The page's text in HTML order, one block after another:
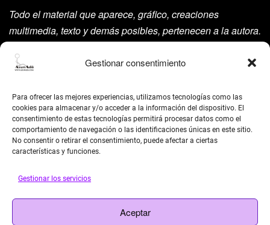
Gestionar consentimiento
Para ofrecer las mejores experiencias, utilizamos tecnologías como las
cookies para almacenar y/o acceder a la información del dispositivo. El
consentimiento de estas tecnologías permitirá procesar datos como el
comportamiento de navegación o las identificaciones únicas en este sitio.
No consentir o retirar el consentimiento, puede afectar a ciertas
características y funciones.
Gestionar los servicios
Aceptar
Todo el material que aparece, gráfico, creaciones
multimedia, texto y demás posibles, pertenecen a la autora.
de la mism para ello.
©AsunAdá ​Gracias.